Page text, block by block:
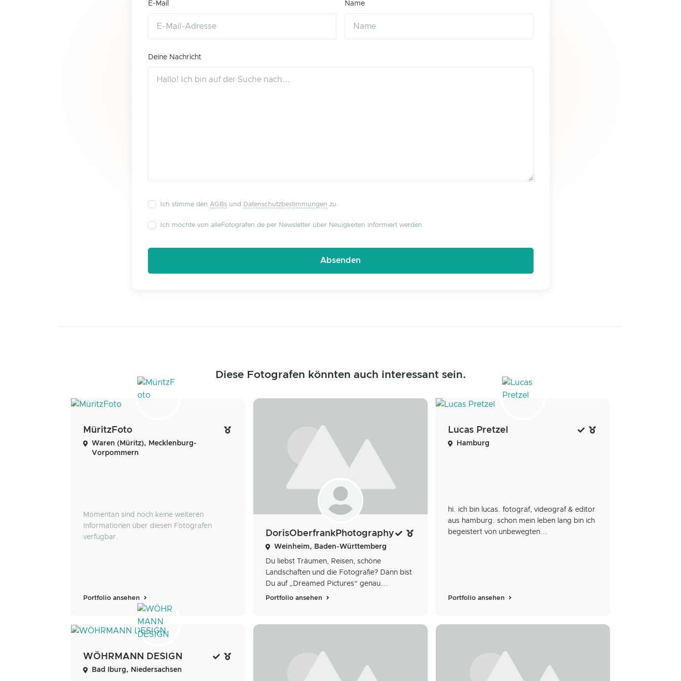
E-Mail Name
Deine Nachricht
Ich stimme den AGBsund Datenschutzbestimmungen zu.
Ich möchte von alleFotografen.de per Newsletter über Neuigkeiten informiert werden.
Diese Fotografen könnten auch interessant sein.
MüritzFoto
Waren (Müritz), Mecklenburg-
Vorpommern
Momentan sind noch keine weiteren
Informationen über diesen Fotografen
verfügbar.
Portfolio ansehen
DorisOberfrankPhotography
Weinheim, Baden-Württemberg
Du liebst Träumen, Reisen, schöne
Landschaften und die Fotografie? Dann bist
Du auf „Dreamed Pictures“ genau...
Portfolio ansehen
Lucas Pretzel
Hamburg
hi. ich bin lucas. fotograf, videograf & editor
aus hamburg. schon mein leben lang bin ich
begeistert von unbewegten...
Portfolio ansehen
WÖHRMANN DESIGN
Bad Iburg, Niedersachsen